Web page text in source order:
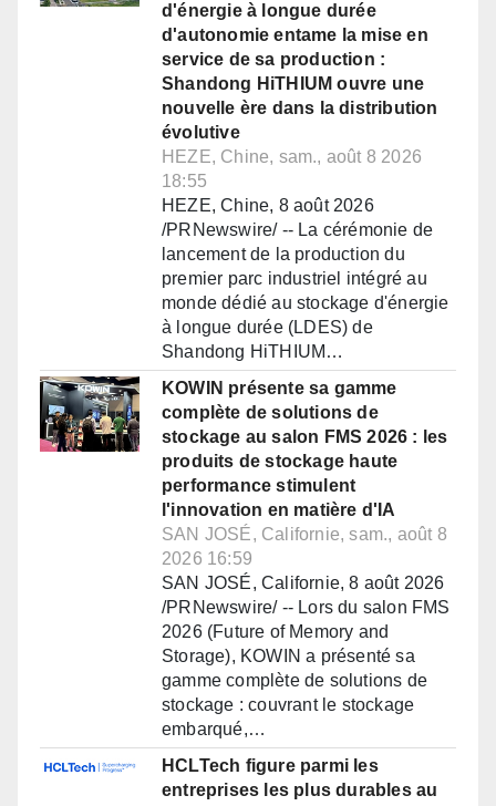
d'énergie à longue durée
d'autonomie entame la mise en
service de sa production :
Shandong HiTHIUM ouvre une
nouvelle ère dans la distribution
évolutive
HEZE, Chine, sam., août 8 2026
18:55
HEZE, Chine, 8 août 2026
/PRNewswire/ -- La cérémonie de
lancement de la production du
premier parc industriel intégré au
monde dédié au stockage d'énergie
à longue durée (LDES) de
Shandong HiTHIUM…
KOWIN présente sa gamme
complète de solutions de
stockage au salon FMS 2026 : les
produits de stockage haute
performance stimulent
l'innovation en matière d'IA
SAN JOSÉ, Californie, sam., août 8
2026 16:59
SAN JOSÉ, Californie, 8 août 2026
/PRNewswire/ -- Lors du salon FMS
2026 (Future of Memory and
Storage), KOWIN a présenté sa
gamme complète de solutions de
stockage : couvrant le stockage
embarqué,…
HCLTech figure parmi les
entreprises les plus durables au